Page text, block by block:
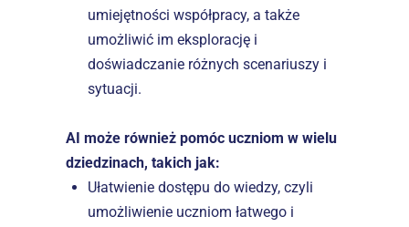
umiejętności współpracy, a także
umożliwić im eksplorację i
doświadczanie różnych scenariuszy i
sytuacji.
AI może również pomóc uczniom w wielu
dziedzinach, takich jak:
Ułatwienie dostępu do wiedzy, czyli
umożliwienie uczniom łatwego i